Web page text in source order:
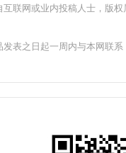
联网或业内投稿人士，版
表之日起一周内与本网联